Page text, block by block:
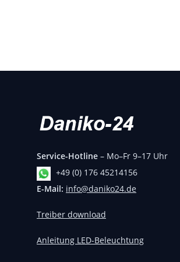
Service-Hotline – Mo–Fr 9–17 Uhr
+49 (0) 176 45214156
E-Mail: info@daniko24.de
Treiber download
Anleitung LED-Beleuchtung